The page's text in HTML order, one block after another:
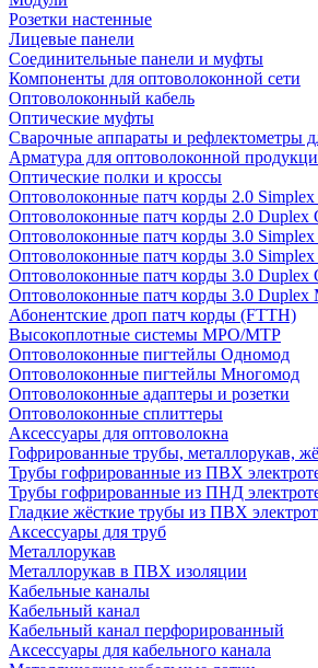
Розетки настенные
Лицевые панели
Соединительные панели и муфты
Компоненты для оптоволоконной сети
Оптоволоконный кабель
Оптические муфты
Сварочные аппараты и рефлектометры
Арматура для оптоволоконной
Оптические полки и кроссы
Оптоволоконные патч корды 2.0
Оптоволоконные патч корды 2.0 Duplex
Оптоволоконные патч корды 3.0
Оптоволоконные патч корды 3.0
Оптоволоконные патч корды 3.0 Duplex
Оптоволоконные патч корды 3.0
Абонентские дроп патч корды (FTTH)
Высокоплотные системы MPO/MTP
Оптоволоконные пигтейлы Одномод
Оптоволоконные пигтейлы Многомод
Оптоволоконные адаптеры и розетки
Оптоволоконные сплиттеры
Аксессуары для оптоволокна
Гофрированные трубы, металлорукав,
Трубы гофрированные из ПВХ
Трубы гофрированные из ПНД
Гладкие жёсткие трубы из ПВХ
Аксессуары для труб
Металлорукав
Металлорукав в ПВХ изоляции
Кабельные каналы
Кабельный канал
Кабельный канал перфорированный
Аксессуары для кабельного канала